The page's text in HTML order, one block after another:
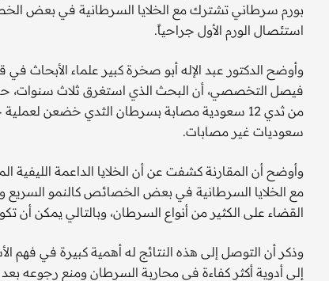
بورم سرطاني تشترك مع الخلايا السرطانية في بعض
استئصال الورم الأول جراحياً.
وأوضح الدكتور عبد الإله أبو صخرة كبير علماء الأبحاث
فيصل التخصصي، أن البحث الذي استغرق ثلاث سنوات،
من ثدي 12 سعودية مصابة بسرطان الثدي خضعن
سعوديات غير مصابات.
وأوضح أن المقارنة كشفت عن أن الخلايا الداعمة الليفية
مع الخلايا السرطانية في بعض الخصائص كالنمو السريع
القضاء على الكثير من أنواع السرطان، وبالتالي يمكن
وذكر أن التوصل إلى هذه النتائج له أهمية كبيرة في
إلى أدوية أكثر كفاءة في محاربة السرطان ومنع رجوعه